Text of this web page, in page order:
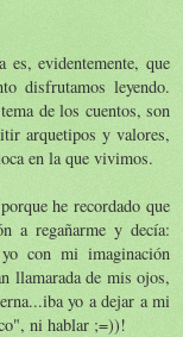
evidentemente, que
disfrutamos leyendo.
de los cuentos, son
arquetipos y valores,
en la que vivimos.
he recordado que
a regañarme y decía:
con mi imaginación
llamarada de mis ojos,
yo a dejar a mi
ni hablar ;=))!